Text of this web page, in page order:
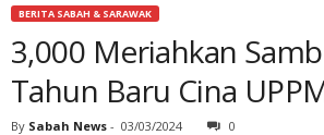
BERITA SABAH & SARAWAK
3,000 Meriahkan
Tahun Baru Cina
By Sabah News - 03/03/2024 0